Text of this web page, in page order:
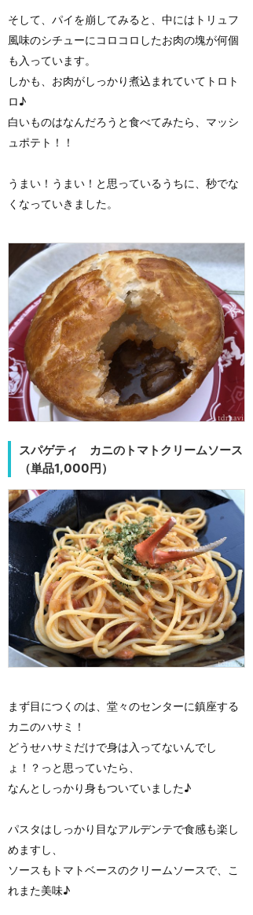
そして、パイを崩してみると、中にはトリュフ
風味のシチューにコロコロしたお肉の塊が何個
も入っています。
しかも、お肉がしっかり煮込まれていてトロト
ロ♪
白いものはなんだろうと食べてみたら、マッシ
ュポテト！！
うまい！うまい！と思っているうちに、秒でな
くなっていきました。
スパゲティ カニのトマトクリームソース
（単品1,000円）
まず目につくのは、堂々のセンターに鎮座する
カニのハサミ！
どうせハサミだけで身は入ってないんでし
ょ！？っと思っていたら、
なんとしっかり身もついていました♪
パスタはしっかり目なアルデンテで食感も楽し
めますし、
ソースもトマトベースのクリームソースで、こ
れまた美味♪